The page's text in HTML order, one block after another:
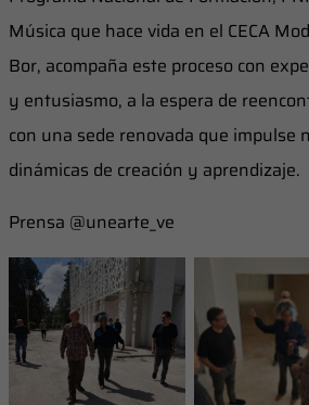
Música que hace vida en el CECA
Bor, acompaña este proceso con
y entusiasmo, a la espera de
con una sede renovada que impulse
dinámicas de creación y aprendizaje.
Prensa @unearte_ve